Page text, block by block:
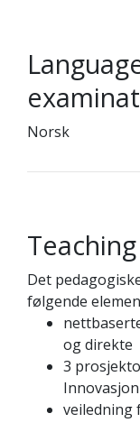
Norsk
Det
følgende
og direkte
3
veiledning